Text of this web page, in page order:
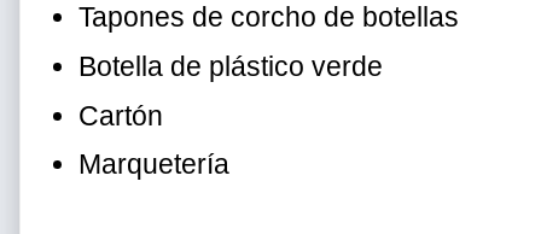
Tapones de corcho de botellas
Botella de plástico verde
Cartón
Marquetería